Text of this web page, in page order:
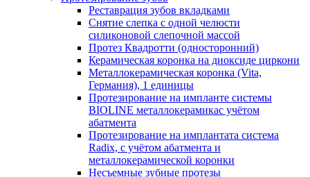
Реставрация зубов вкладками
Снятие слепка с одной челюсти
силиконовой слепочной массой
Протез Квадротти (односторонний)
Керамическая коронка на диоксиде циркони
Металлокерамическая коронка (Vita,
Германия), 1 единицы
Протезирование на импланте системы
BIOLINE металлокерамикас учётом
абатмента
Протезирование на имплантата система
Radix, с учётом абатмента и
металлокерамической коронки
Несъемные зубные протезы